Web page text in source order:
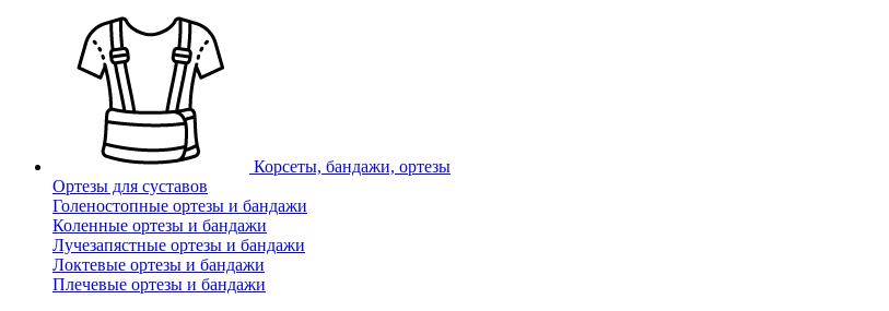
Корсеты, бандажи, ортезы
Ортезы для суставов
Голеностопные ортезы и бандажи
Коленные ортезы и бандажи
Лучезапястные ортезы и бандажи
Локтевые ортезы и бандажи
Плечевые ортезы и бандажи